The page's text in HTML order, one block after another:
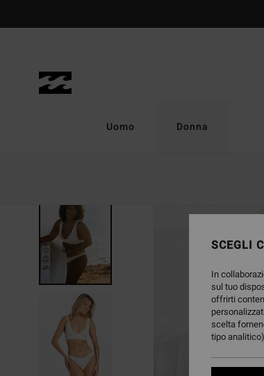
prodotto
Uomo Donna
SCEGLI
In
sul tuo
offrirti
scelta
tipo